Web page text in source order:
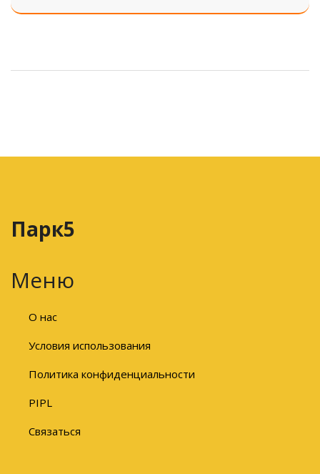
Парк5
Меню
О нас
Условия использования
Политика конфиденциальности
PIPL
Связаться